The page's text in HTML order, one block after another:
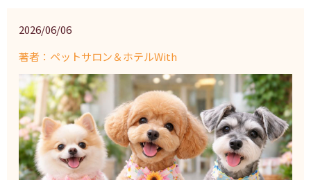
2026/06/06
著者：ペットサロン＆ホテルWith